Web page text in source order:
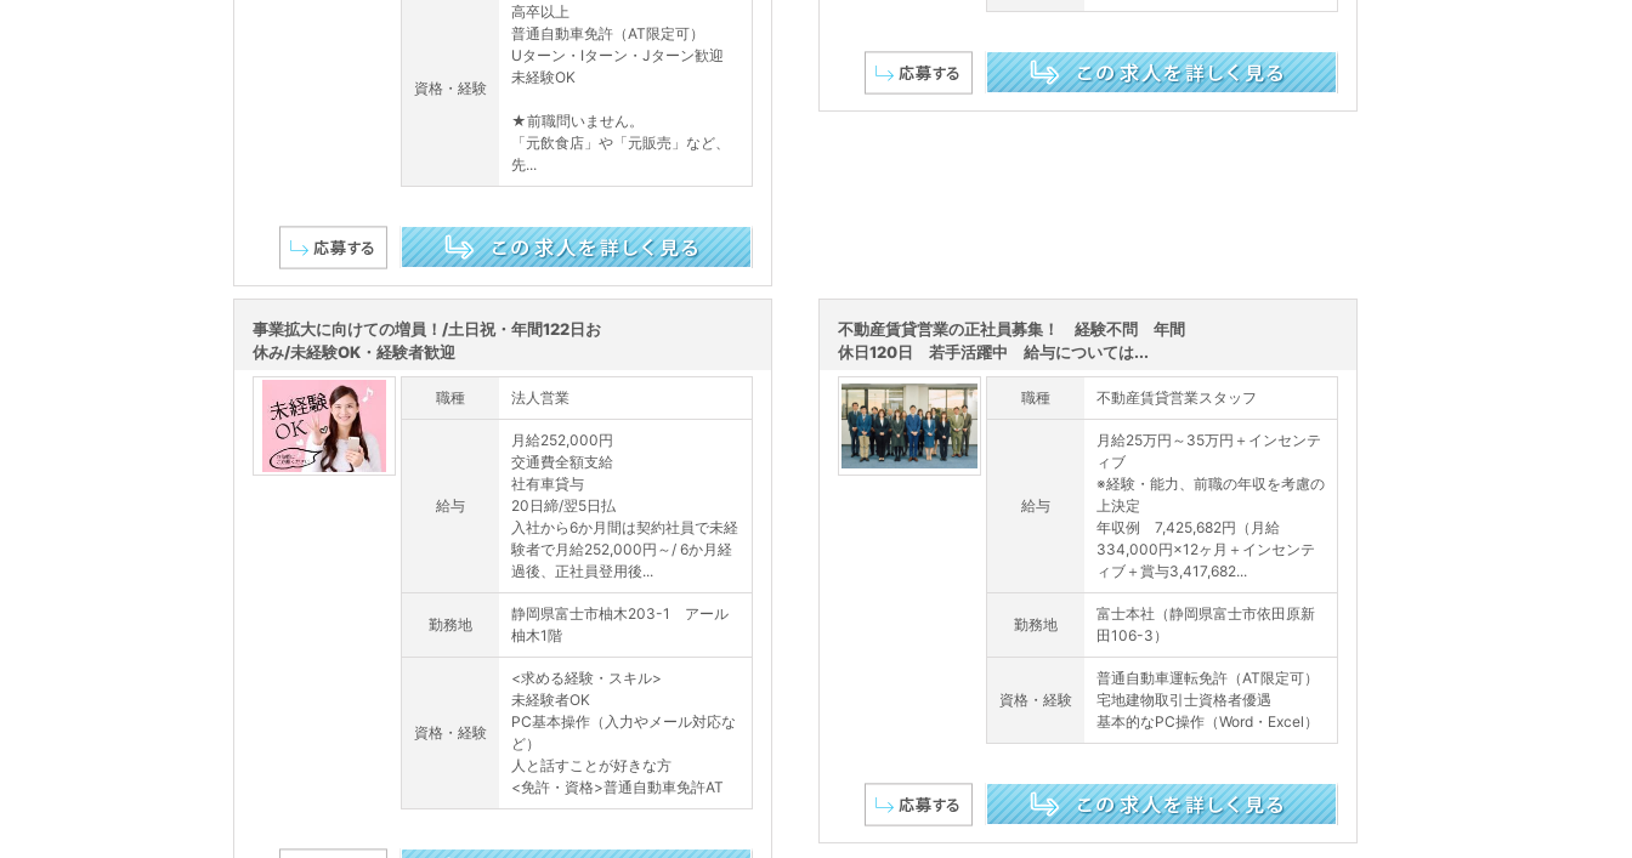
資格・経験
高卒以上
普通自動車免許（AT限定可）
Uターン・Iターン・Jターン歓迎
未経験OK
★前職問いません。
「元飲食店」や「元販売」など、
先...
事業拡大に向けての増員！/土日祝・年間122日お
休み/未経験OK・経験者歓迎
職種 法人営業
給与
月給252,000円
交通費全額支給
社有車貸与
20日締/翌5日払
入社から6か月間は契約社員で未経
験者で月給252,000円～/ 6か月経
過後、正社員登用後...
勤務地
静岡県富士市柚木203-1 アール
柚木1階
資格・経験
<求める経験・スキル>
未経験者OK
PC基本操作（入力やメール対応な
ど）
人と話すことが好きな方
<免許・資格>普通自動車免許AT
不動産賃貸営業の正社員募集！ 経験不問 年間
休日120日 若手活躍中 給与については...
職種 不動産賃貸営業スタッフ
給与
月給25万円～35万円＋インセンテ
ィブ
※経験・能力、前職の年収を考慮の
上決定
年収例 7,425,682円（月給
334,000円×12ヶ月＋インセンテ
ィブ＋賞与3,417,682...
勤務地
富士本社（静岡県富士市依田原新
田106-3）
資格・経験
普通自動車運転免許（AT限定可）
宅地建物取引士資格者優遇
基本的なPC操作（Word・Excel）